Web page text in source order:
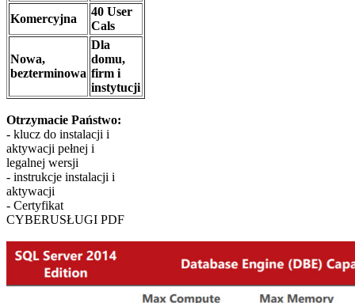
Komercyjna
40 User
Cals
Nowa,
bezterminowa
Dla
domu,
firm i
instytucji
​Otrzymacie Państwo:
- klucz do instalacji i
aktywacji pełnej i
legalnej wersji
- instrukcje instalacji i
aktywacji
- Certyfikat
CYBERUSŁUGI PDF